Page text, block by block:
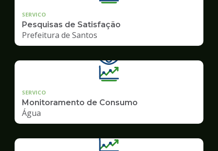
SERVICO
Pesquisas de Satisfação
Prefeitura de Santos
SERVICO
Monitoramento de Consumo
Água